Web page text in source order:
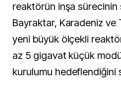
reaktörün inşa
Bayraktar, Karadeniz
yeni büyük ölçekli reaktör
az 5 gigavat küçük
kurulumu hedeflendiğini